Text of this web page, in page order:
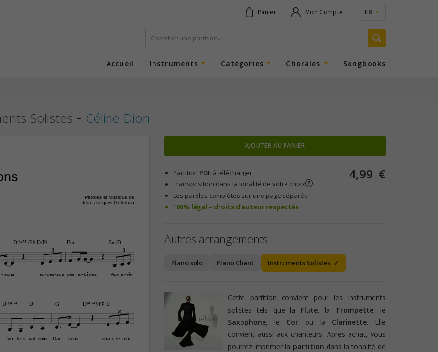
Panier Mon Compte FR
Accueil Instruments Catégories Chorales Songbooks
Solistes - Céline Dion
Paroles et Musique de
Jean-Jacques Goldman
sons,
- au des
- sus
- des a bîmes
- Aux a rê
- -
Vo lons,
- val sons
- Dan sons,
- quand le mon-
D(“4)/F© D/F© E‹ B‹/D
3 3
D7(“4) D7 G D(“4)/F© D
3
        
          
AJOUTER AU PANIER
Partition PDF à télécharger
Transposition dans la tonalité de votre choix
Les paroles complètes sur une page séparée
100% légal – droits d’auteur respectés
4,99 €
Autres arrangements
Piano solo Piano Chant Instruments Solistes
Cette partition convient pour les instruments
solistes tels que la Flute, la Trompette, le
Saxophone, le Cor ou la Clarinette. Elle
convient aussi aux chanteurs. Après achat, vous
pourrez imprimer la partition dans la tonalité de